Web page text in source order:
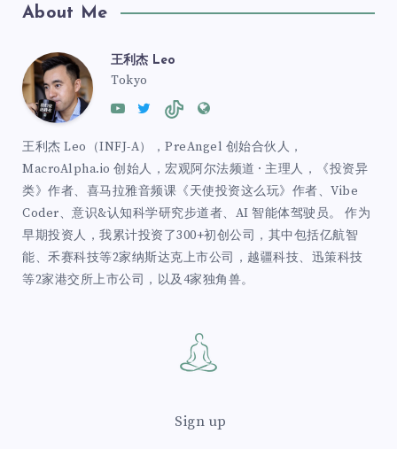
About Me
王利杰 Leo
Tokyo
王利杰 Leo（INFJ-A），PreAngel 创始合伙人，
MacroAlpha.io 创始人，宏观阿尔法频道 · 主理人，《投资异
类》作者、喜马拉雅音频课《天使投资这么玩》作者、Vibe
Coder、意识&认知科学研究步道者、AI 智能体驾驶员。 作为
早期投资人，我累计投资了300+初创公司，其中包括亿航智
能、禾赛科技等2家纳斯达克上市公司，越疆科技、迅策科技
等2家港交所上市公司，以及4家独角兽。
Sign up